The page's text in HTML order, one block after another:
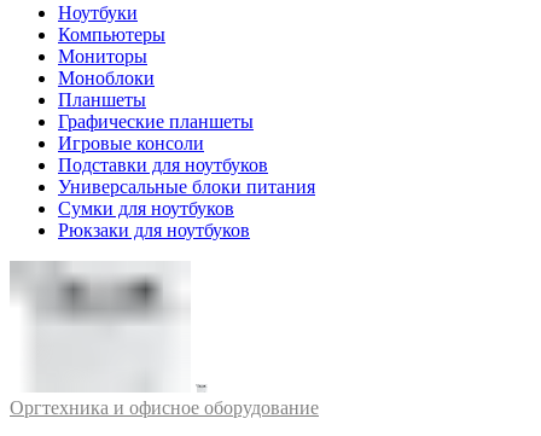
Ноутбуки
Компьютеры
Мониторы
Моноблоки
Планшеты
Графические планшеты
Игровые консоли
Подставки для ноутбуков
Универсальные блоки питания
Сумки для ноутбуков
Рюкзаки для ноутбуков
Оргтехника и офисное оборудование